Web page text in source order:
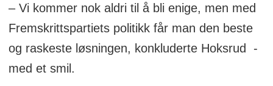
– Vi kommer nok aldri til å bli enige, men med
Fremskrittspartiets politikk får man den beste
og raskeste løsningen, konkluderte Hoksrud -
med et smil.